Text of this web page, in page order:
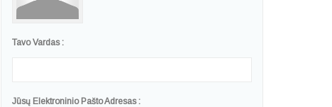
Tavo Vardas :
Jūsų Elektroninio Pašto Adresas :